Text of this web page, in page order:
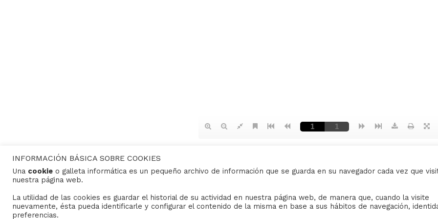
CONTACTO
Consejo General de Hermandades y Cofradías de la ciudad de Sevilla
AVISO LEGAL
INFORMACIÓN BÁSICA SOBRE COOKIES
Una cookie o galleta informática es un pequeño archivo de información que se guarda en su navegador cada vez que
nuestra página web.
La utilidad de las cookies es guardar el historial de su actividad en nuestra página web, de manera que, cuando la visite
nuevamente, ésta pueda identificarle y configurar el contenido de la misma en base a sus hábitos de navegación,
preferencias.